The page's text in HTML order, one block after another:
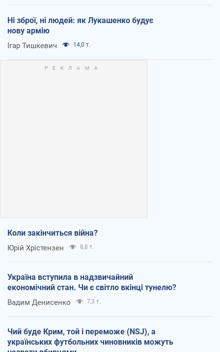
Ні зброї, ні людей: як Лукашенко будує
нову армію
Ігар Тишкевич 14,0 т.
Коли закінчиться війна?
Юрій Хрістензен 8,8 т.
Україна вступила в надзвичайний
економічний стан. Чи є світло вкінці тунелю?
Вадим Денисенко 7,3 т.
Чий буде Крим, той і переможе (NSJ), а
українських футбольних чиновників можуть